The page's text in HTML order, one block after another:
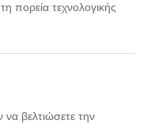
πορεία τεχνολογικής
βελτιώσετε την